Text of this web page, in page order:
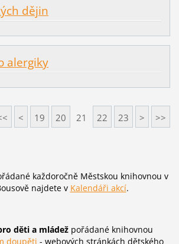
dějin
alergiky
< 19 20 21 22 23 > >>
každoročně Městskou knihovnou v
najdete v Kalendáři akcí.
děti a mládežpořádané knihovnou
doupěti - webových stránkách dětského